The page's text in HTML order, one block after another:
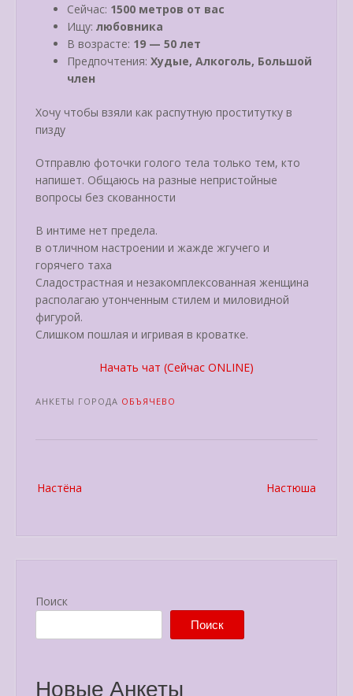
Сейчас: 1500 метров от вас
Ищу: любовника
В возрасте: 19 — 50 лет
Предпочтения: Худые, Алкоголь, Большой
член
Хочу чтобы взяли как распутную проститутку в
пизду
Отправлю фоточки голого тела только тем, кто
напишет. Общаюсь на разные непристойные
вопросы без скованности
В интиме нет предела.
в отличном настроении и жажде жгучего и
горячего таха
Cладострастная и незакомплексованная женщина
располагаю утонченным стилем и миловидной
фигурой.
Слишком пошлая и игривая в кроватке.
Начать чат (Сейчас ONLINE)
АНКЕТЫ ГОРОДА ОБЪЯЧЕВО
navigation
Настёна Настюша
Поиск
Поиск
Новые Анкеты